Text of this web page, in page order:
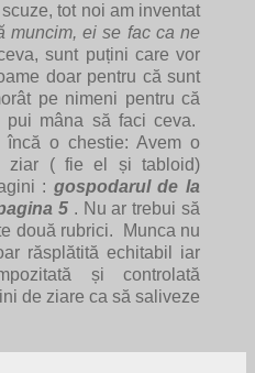
tot noi am inventat
muncim, ei se fac ca ne
sunt puțini care vor
doar pentru că sunt
pe nimeni pentru că
mâna să faci ceva.
o chestie: Avem o
ziar ( fie el și tabloid)
: gospodarul de la
5. Nu ar trebui să
două rubrici. Munca nu
răsplătită echitabil iar
și controlată
de ziare ca să saliveze